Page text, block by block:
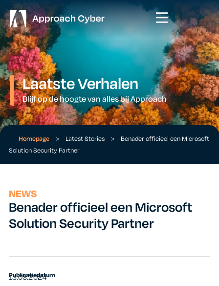
Laatste Verhalen
Blijf op de hoogte van alles bij Approach
Homepage > Latest Stories >
Benader officieel een Microsoft
Solution Security Partner
NEWS
Benader officieel een Microsoft
Solution Security Partner
Publicatiedatum
13.03.2024